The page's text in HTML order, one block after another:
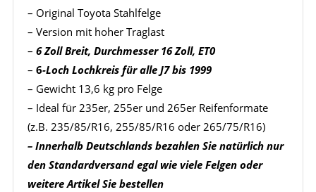
– Original Toyota Stahlfelge
– Version mit hoher Traglast
– 6 Zoll Breit, Durchmesser 16 Zoll, ET0
– 6-Loch Lochkreis für alle J7 bis 1999
– Gewicht 13,6 kg pro Felge
– Ideal für 235er, 255er und 265er Reifenformate
(z.B. 235/85/R16, 255/85/R16 oder 265/75/R16)
– Innerhalb Deutschlands bezahlen Sie natürlich nur
den Standardversand egal wie viele Felgen oder
weitere Artikel Sie bestellen